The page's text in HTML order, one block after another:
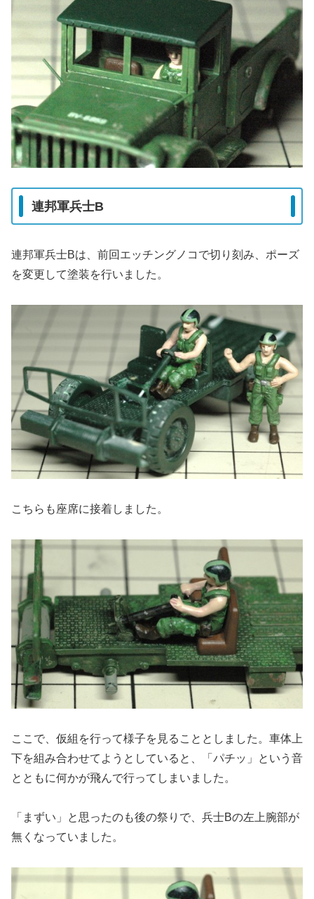
連邦軍兵士B
連邦軍兵士Bは、前回エッチングノコで切り刻み、ポーズ
を変更して塗装を行いました。
こちらも座席に接着しました。
ここで、仮組を行って様子を見ることとしました。車体上
下を組み合わせてようとしていると、「パチッ」という音
とともに何かが飛んで行ってしまいました。
「まずい」と思ったのも後の祭りで、兵士Bの左上腕部が
無くなっていました。